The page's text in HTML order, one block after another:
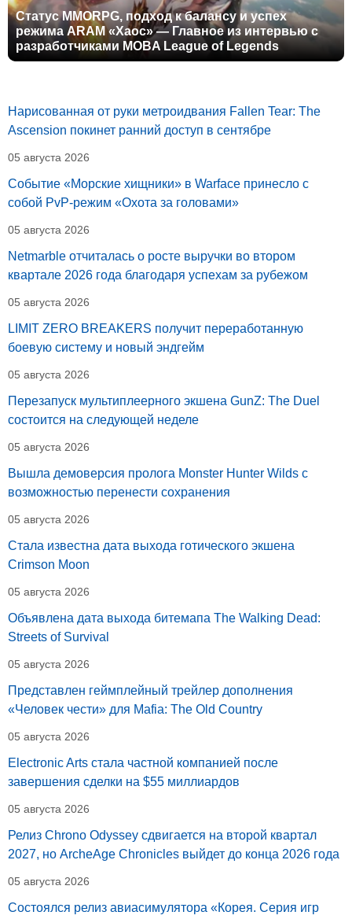
Статус MMORPG, подход к балансу и успех
режима ARAM «Хаос» — Главное из интервью с
разработчиками MOBA League of Legends
Нарисованная от руки метроидвания Fallen Tear: The
Ascension покинет ранний доступ в сентябре
05 августа 2026
Событие «Морские хищники» в Warface принесло с
собой PvP-режим «Охота за головами»
05 августа 2026
Netmarble отчиталась о росте выручки во втором
квартале 2026 года благодаря успехам за рубежом
05 августа 2026
LIMIT ZERO BREAKERS получит переработанную
боевую систему и новый эндгейм
05 августа 2026
Перезапуск мультиплеерного экшена GunZ: The Duel
состоится на следующей неделе
05 августа 2026
Вышла демоверсия пролога Monster Hunter Wilds с
возможностью перенести сохранения
05 августа 2026
Стала известна дата выхода готического экшена
Crimson Moon
05 августа 2026
Объявлена дата выхода битемапа The Walking Dead:
Streets of Survival
05 августа 2026
Представлен геймплейный трейлер дополнения
«Человек чести» для Mafia: The Old Country
05 августа 2026
Electronic Arts стала частной компанией после
завершения сделки на $55 миллиардов
05 августа 2026
Релиз Chrono Odyssey сдвигается на второй квартал
2027, но ArcheAge Chronicles выйдет до конца 2026 года
05 августа 2026
Состоялся релиз авиасимулятора «Корея. Серия игр